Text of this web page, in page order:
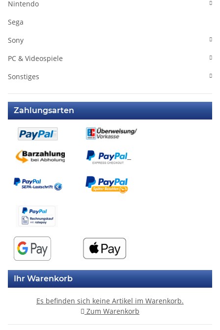
Nintendo
Sega
Sony
PC & Videospiele
Sonstiges
Zahlungsarten
Ihr Warenkorb
Es befinden sich keine Artikel im Warenkorb.
Zum Warenkorb